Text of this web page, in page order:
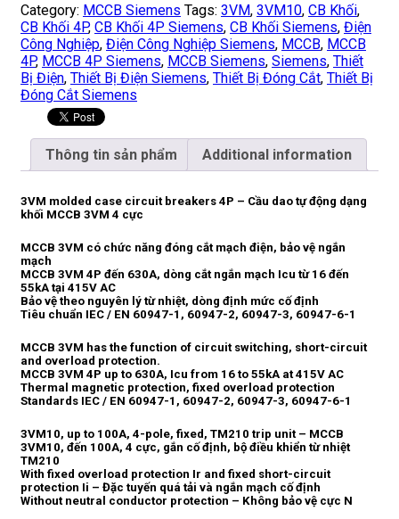
Category: MCCB Siemens Tags: 3VM, 3VM10, CB Khối,
CB Khối 4P, CB Khối 4P Siemens, CB Khối Siemens, Điện
Công Nghiệp, Điện Công Nghiệp Siemens, MCCB, MCCB
4P, MCCB 4P Siemens, MCCB Siemens, Siemens, Thiết
Bị Điện, Thiết Bị Điện Siemens, Thiết Bị Đóng Cắt, Thiết Bị
Đóng Cắt Siemens
Thông tin sản phẩm Additional information
3VM molded case circuit breakers 4P – Cầu dao tự động dạng
khối MCCB 3VM 4 cực
MCCB 3VM có chức năng đóng cắt mạch điện, bảo vệ ngắn
mạch
MCCB 3VM 4P đến 630A, dòng cắt ngắn mạch Icu từ 16 đến
55kA tại 415V AC
Bảo vệ theo nguyên lý từ nhiệt, dòng định mức cố định
Tiêu chuẩn IEC / EN 60947-1, 60947-2, 60947-3, 60947-6-1
MCCB 3VM has the function of circuit switching, short-circuit
and overload protection.
MCCB 3VM 4P up to 630A, Icu from 16 to 55kA at 415V AC
Thermal magnetic protection, fixed overload protection
Standards IEC / EN 60947-1, 60947-2, 60947-3, 60947-6-1
3VM10, up to 100A, 4-pole, fixed, TM210 trip unit – MCCB
3VM10, đến 100A, 4 cực, gắn cố định, bộ điều khiển từ nhiệt
TM210
With fixed overload protection Ir and fixed short-circuit
protection Ii – Đặc tuyến quá tải và ngắn mạch cố định
Without neutral conductor protection – Không bảo vệ cực N